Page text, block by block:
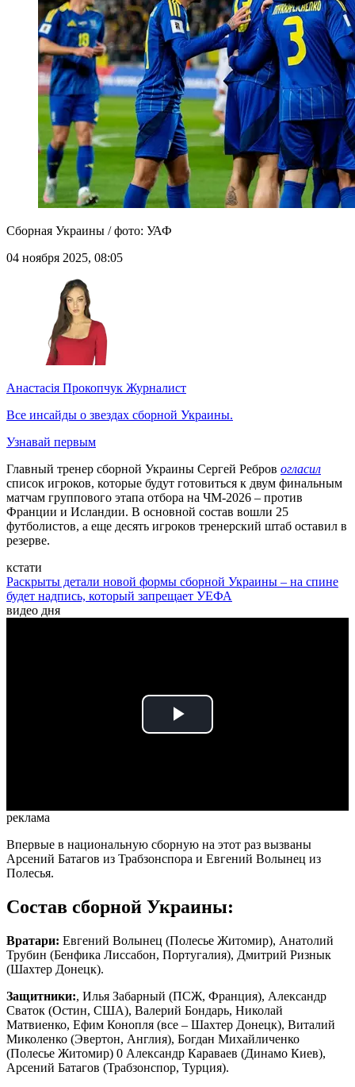
Сборная Украины / фото: УАФ
04 ноября 2025, 08:05
Анастасія Прокопчук Журналист
Все инсайды о звездах сборной Украины.
Узнавай первым
Главный тренер сборной Украины Сергей Ребров огласил
список игроков, которые будут готовиться к двум финальным
матчам группового этапа отбора на ЧМ-2026 – против
Франции и Исландии. В основной состав вошли 25
футболистов, а еще десять игроков тренерский штаб оставил в
резерве.
кстати
Раскрыты детали новой формы сборной Украины – на спине
будет надпись, который запрещает УЕФА
видео дня
Play
реклама
Впервые в национальную сборную на этот раз вызваны
Арсений Батагов из Трабзонспора и Евгений Волынец из
Полесья.
Состав сборной Украины:
Вратари: Евгений Волынец (Полесье Житомир), Анатолий
Трубин (Бенфика Лиссабон, Португалия), Дмитрий Ризнык
(Шахтер Донецк).
Защитники:, Илья Забарный (ПСЖ, Франция), Александр
Сваток (Остин, США), Валерий Бондарь, Николай
Матвиенко, Ефим Конопля (все – Шахтер Донецк), Виталий
Миколенко (Эвертон, Англия), Богдан Михайличенко
(Полесье Житомир) 0 Александр Караваев (Динамо Киев),
Арсений Батагов (Трабзонспор, Турция).